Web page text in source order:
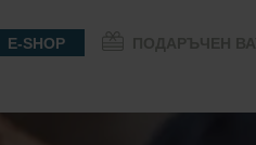
E-SHOP